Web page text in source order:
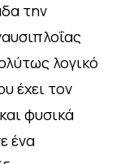
την
λογικό
έχει τον
φυσικά
ένα